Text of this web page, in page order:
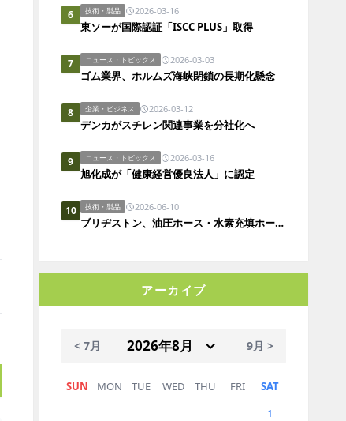
6 技術・製品 2026-03-16
東ソーが国際認証「ISCC PLUS」取得
7 ニュース・トピックス 2026-03-03
ゴム業界、ホルムズ海峡閉鎖の長期化懸念
8 企業・ビジネス 2026-03-12
デンカがスチレン関連事業を分社化へ
9 ニュース・トピックス 2026-03-16
旭化成が「健康経営優良法人」に認定
10 技術・製品 2026-06-10
ブリヂストン、油圧ホース・水素充填ホースの新商品「ØPTIFY」を発表
アーカイブ
< 7月 9月 >
SUN MON TUE WED THU FRI
SAT
1